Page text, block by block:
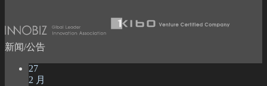
新闻/公告
27
2 月